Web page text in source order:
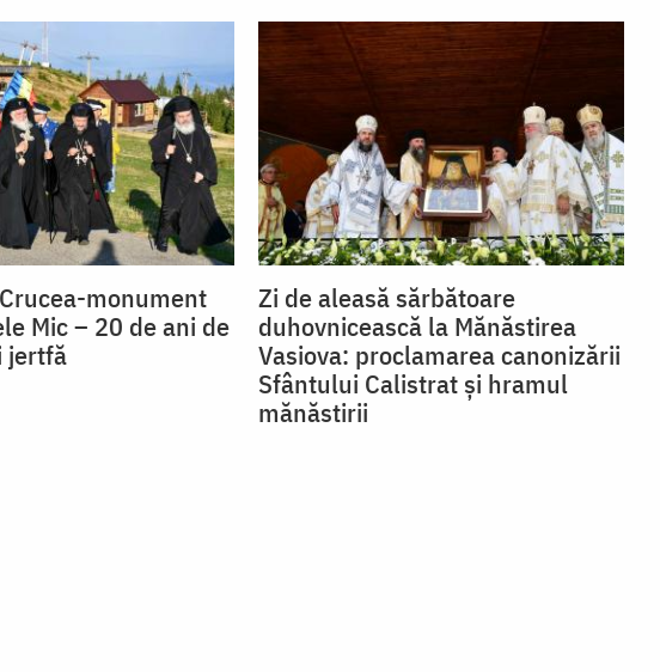
monument
Mic – 20 de ani de
jertfă
Zi de aleasă sărbătoare
duhovnicească la Mănăstirea
Vasiova: proclamarea canonizării
Sfântului Calistrat și hramul
mănăstirii